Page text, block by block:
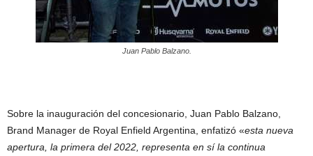
Juan Pablo Balzano.
Sobre la inauguración del concesionario, Juan Pablo Balzano,
Brand Manager de Royal Enfield Argentina, enfatizó «esta nueva
apertura, la primera del 2022, representa en sí la continua